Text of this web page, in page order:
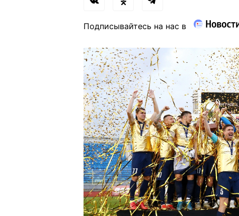
Подписывайтесь на нас в